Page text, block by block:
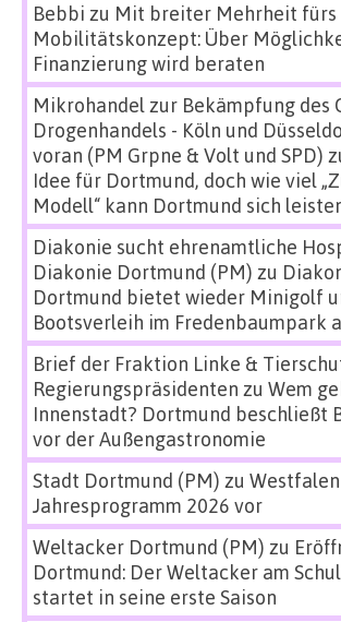
Bebbi zu Mit breiter Mehrheit fürs
Mobilitätskonzept: Über
Finanzierung wird beraten
Mikrohandel zur Bekämpfung des
Drogenhandels - Köln und
voran (PM Grpne & Volt und SPD)
Idee für Dortmund, doch wie viel
Modell“ kann Dortmund sich
Diakonie sucht ehrenamtliche
Diakonie Dortmund (PM) zu
Dortmund bietet wieder Minigolf
Bootsverleih im Fredenbaumpark
Brief der Fraktion Linke &
Regierungspräsidenten zu Wem
Innenstadt? Dortmund beschließt
vor der Außengastronomie
Stadt Dortmund (PM) zu
Jahresprogramm 2026 vor
Weltacker Dortmund (PM) zu
Dortmund: Der Weltacker am
startet in seine erste Saison